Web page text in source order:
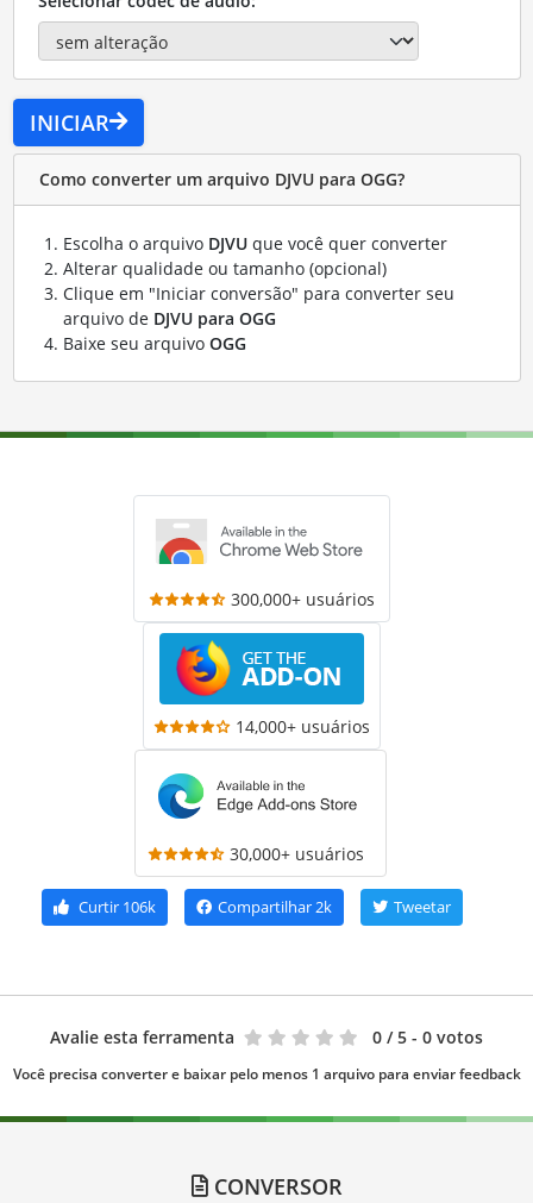
INICIAR
Como converter um arquivo DJVU para OGG?
Escolha o arquivo DJVUque você quer converter
Alterar qualidade ou tamanho (opcional)
Clique em "Iniciar conversão" para converter seu
arquivo de DJVU para OGG
Baixe seu arquivo OGG
300,000+ usuários
14,000+ usuários
30,000+ usuários
Curtir 106k Compartilhar2k Tweetar
Avalie esta ferramenta 0 / 5 - 0 votos
Você precisa converter e baixar pelo menos 1 arquivo para enviar feedback
CONVERSOR